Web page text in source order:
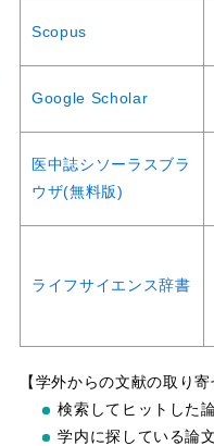
Scopus
Google Scholar
医中誌シソーラスブラ
ウザ(無料版)
ライフサイエンス辞書
【学外からの文献の取り寄
検索してヒットした
学内に探している論